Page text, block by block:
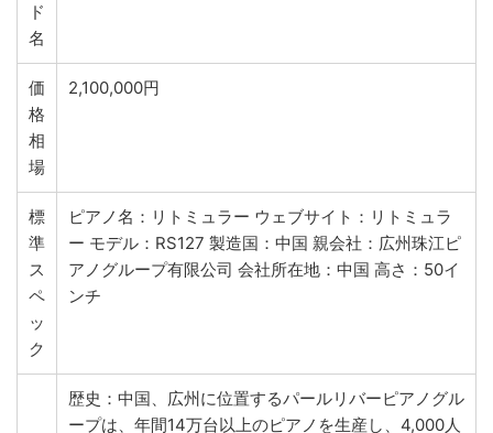
ド
名
価
格
相
場
2,100,000円
標
準
ス
ペ
ッ
ク
ピアノ名：リトミュラー ウェブサイト：リトミュラ
ー モデル：RS127 製造国：中国 親会社：広州珠江ピ
アノグループ有限公司 会社所在地：中国 高さ：50イ
ンチ
歴史：中国、広州に位置するパールリバーピアノグル
ープは、年間14万台以上のピアノを生産し、4,000人